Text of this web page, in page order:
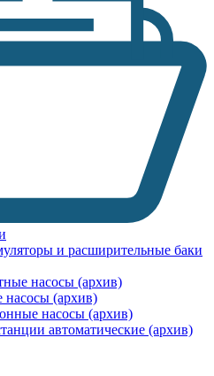
и расширительные баки
насосы (архив)
(архив)
насосы (архив)
автоматические (архив)